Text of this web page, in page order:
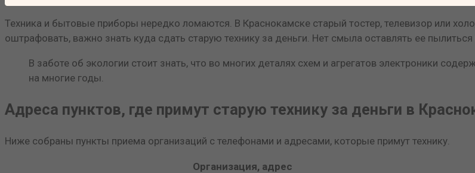
Техника и бытовые приборы нередко ломаются. В Краснокамске старый тостер, телевизор или
оштрафовать, важно знать куда сдать старую технику за деньги. Нет смыла оставлять ее
В заботе об экологии стоит знать, что во многих деталях схем и агрегатов электроники
на многие годы.
Адреса пунктов, где примут старую технику за деньги в
Ниже собраны пункты приема организаций с телефонами и адресами, которые примут технику.
Организация, адрес